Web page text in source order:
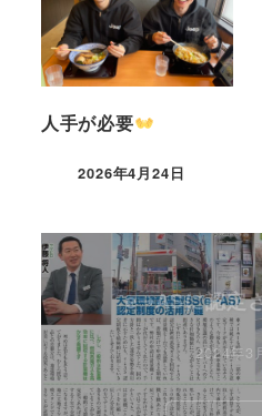
人手が必要
2026年4月24日
e➝ASに認定
2024年3